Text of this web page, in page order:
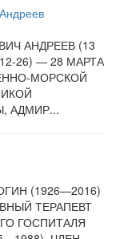
АНДРЕЕВ (13
26) — 28 МАРТА
МОРСКОЙ
АДМИР...
(1926—2016)
ТЕРАПЕВТ
ГОСПИТАЛЯ